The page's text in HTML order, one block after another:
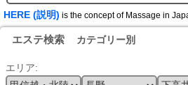
HERE (説明) is the concept of Massage in
エステ検索 カテゴリー別
エリア: